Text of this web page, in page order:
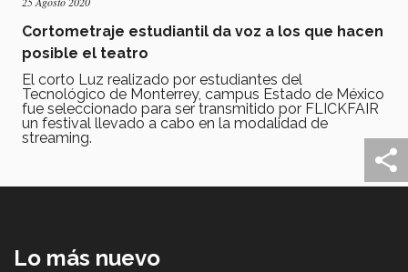
Cortometraje estudiantil da voz a los que hacen
posible el teatro
El corto Luz realizado por estudiantes del
Tecnológico de Monterrey, campus Estado de México
fue seleccionado para ser transmitido por FLICKFAIR
un festival llevado a cabo en la modalidad de
streaming.
Lo más nuevo